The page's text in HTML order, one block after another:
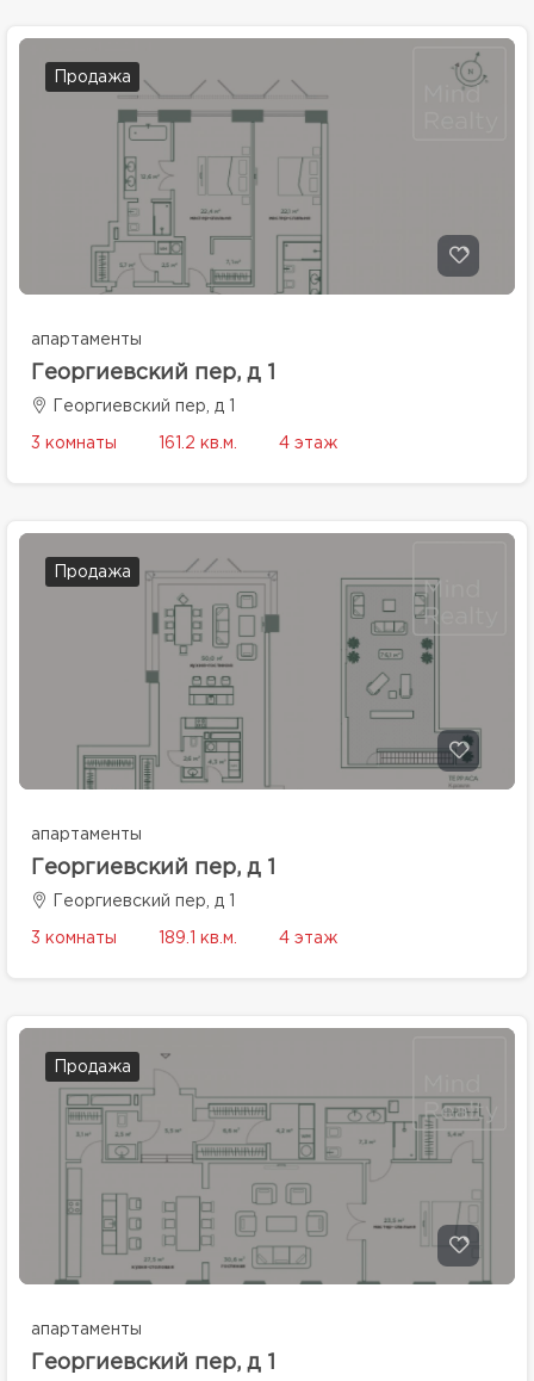
Продажа
апартаменты
Георгиевский пер, д 1
Георгиевский пер, д 1
3 комнаты 161.2 кв.м. 4 этаж
Продажа
апартаменты
Георгиевский пер, д 1
Георгиевский пер, д 1
3 комнаты 189.1 кв.м. 4 этаж
Продажа
апартаменты
Георгиевский пер, д 1